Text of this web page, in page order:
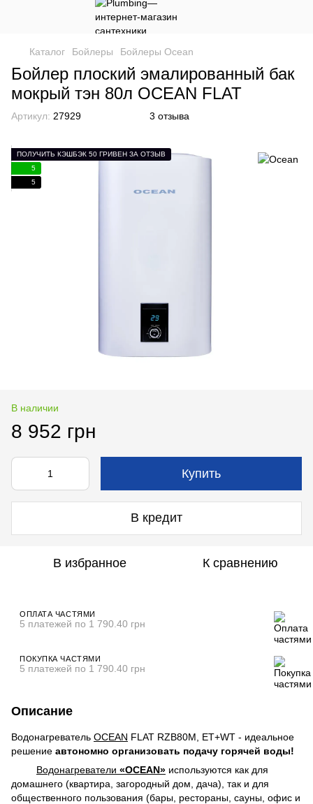
Каталог Бойлеры Бойлеры Ocean
Бойлер плоский эмалированный бак
мокрый тэн 80л OCEAN FLAT
Артикул: 27929 3 отзыва
ПОЛУЧИТЬ КЭШБЭК 50 ГРИВЕН ЗА ОТЗЫВ
5
5
В наличии
8 952 грн
Купить
В кредит
В избранное К сравнению
ОПЛАТА ЧАСТЯМИ
5 платежей по 1 790.40 грн
ПОКУПКА ЧАСТЯМИ
5 платежей по 1 790.40 грн
Описание
Водонагреватель OCEAN FLAT RZB80M, ET+WT - идеальное
решение автономно организовать подачу горячей воды!
Водонагреватели «OCEAN» используются как для
домашнего (квартира, загородный дом, дача), так и для
общественного пользования (бары, рестораны, сауны, офис и